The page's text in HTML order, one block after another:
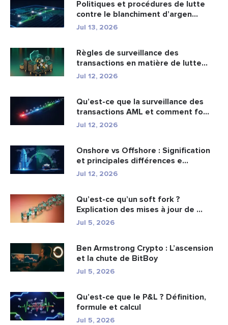
Politiques et procédures de lutte
contre le blanchiment d’argen...
Jul 13, 2026
Règles de surveillance des
transactions en matière de lutte
cont...
Jul 12, 2026
Qu’est-ce que la surveillance des
transactions AML et comment fo...
Jul 12, 2026
Onshore vs Offshore : Signification
et principales différences e...
Jul 12, 2026
Qu’est-ce qu’un soft fork ?
Explication des mises à jour de ...
Jul 5, 2026
Ben Armstrong Crypto : L’ascension
et la chute de BitBoy
Jul 5, 2026
Qu’est-ce que le P&L ? Définition,
formule et calcul
Jul 5, 2026